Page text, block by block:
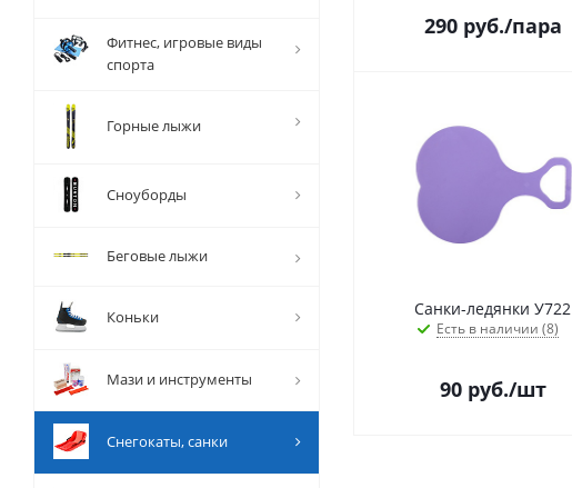
290руб./пара
Санки-ледянки У722
Есть в наличии (8)
90руб./шт
Фитнес, игровые виды
спорта
Горные лыжи
Сноуборды
Беговые лыжи
Коньки
Мази и инструменты
Снегокаты, санки